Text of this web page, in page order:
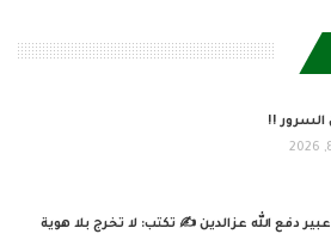
السرور !!
دفع الله عزالدين ✍️ تكتب: لا تخرج بلا هوية